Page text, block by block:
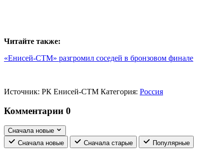
Читайте также:
«Енисей-СТМ» разгромил соседей в бронзовом финале
Источник: РК Енисей-СТМ Категория: Россия
Комментарии 0
Сначала новые
Сначала новые
Сначала старые Популярные